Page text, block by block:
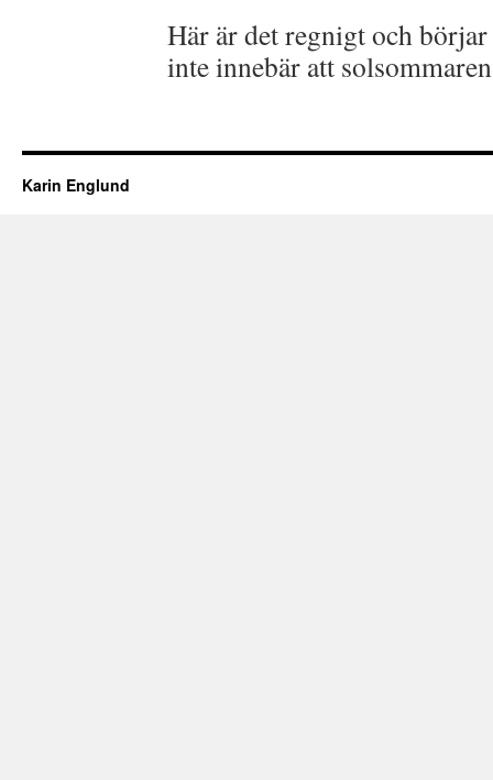
Här är det regnigt och
inte innebär att
Karin Englund